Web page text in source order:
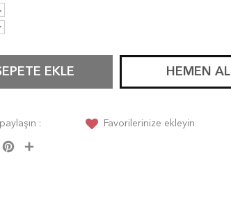
EKLE HEMEN AL
:
Twitter Pinterest
Favorilerinize ekleyin